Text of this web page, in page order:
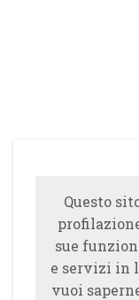
Questo
sue
e servizi in
vuoi